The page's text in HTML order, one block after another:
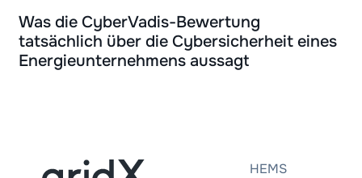
Was die CyberVadis-Bewertung
tatsächlich über die Cybersicherheit eines
Energieunternehmens aussagt
HEMS